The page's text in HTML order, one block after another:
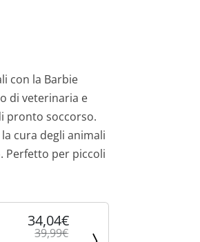
con la Barbie
di veterinaria e
pronto soccorso.
cura degli animali
Perfetto per piccoli
34,04€
39,99€